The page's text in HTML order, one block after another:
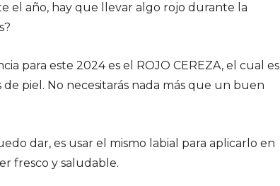
el año, hay que llevar algo rojo durante la
para este 2024 es el ROJO CEREZA, el cual es
piel. No necesitarás nada más que un buen
dar, es usar el mismo labial para aplicarlo en
fresco y saludable.